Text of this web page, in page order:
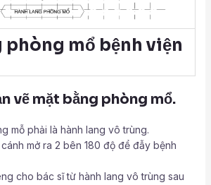
phòng mổ bệnh viện
vẽ mặt bằng phòng mổ.
mỗ phải là hành lang vô trùng.
mở ra 2 bên 180 độ để đẫy bệnh
cho bác sĩ từ hành lang vô trùng sau